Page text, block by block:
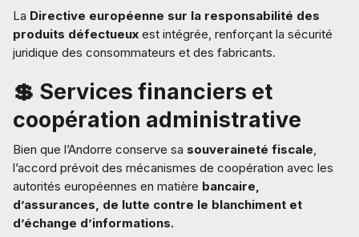
La Directive européenne sur la responsabilité des
produits défectueux est intégrée, renforçant la sécurité
juridique des consommateurs et des fabricants.
💲 Services financiers et
coopération administrative
Bien que l’Andorre conserve sa souveraineté fiscale,
l’accord prévoit des mécanismes de coopération avec les
autorités européennes en matière bancaire,
d’assurances, de lutte contre le blanchiment et
d’échange d’informations.